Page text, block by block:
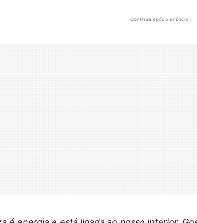
- Continua após o anúncio -